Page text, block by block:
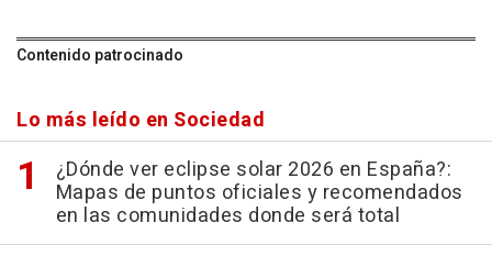
Contenido patrocinado
Lo más leído en Sociedad
¿Dónde ver eclipse solar 2026 en España?:
Mapas de puntos oficiales y recomendados
en las comunidades donde será total